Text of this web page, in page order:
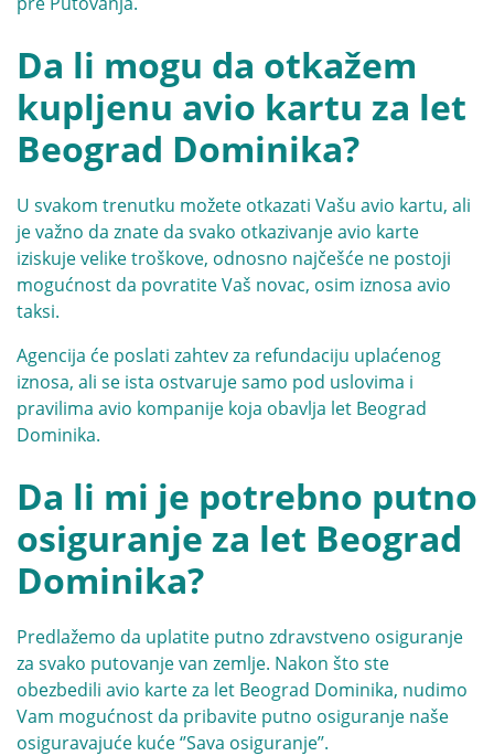
Da li mogu da otkažem
kupljenu avio kartu za let
Beograd Dominika?
U svakom trenutku možete otkazati Vašu avio kartu, ali
je važno da znate da svako otkazivanje avio karte
iziskuje velike troškove, odnosno najčešće ne postoji
mogućnost da povratite Vaš novac, osim iznosa avio
taksi.
Agencija će poslati zahtev za refundaciju uplaćenog
iznosa, ali se ista ostvaruje samo pod uslovima i
pravilima avio kompanije koja obavlja let Beograd
Dominika.
Da li mi je potrebno putno
osiguranje za let Beograd
Dominika?
Predlažemo da uplatite putno zdravstveno osiguranje
za svako putovanje van zemlje. Nakon što ste
obezbedili avio karte za let Beograd Dominika, nudimo
Vam mogućnost da pribavite putno osiguranje naše
osiguravajuće kuće‘’Sava osiguranje’’.